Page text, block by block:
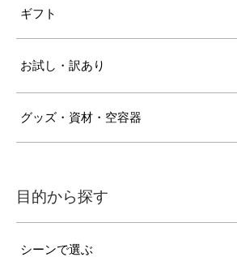
ギフト
お試し・訳あり
グッズ・資材・空容器
目的から探す
シーンで選ぶ